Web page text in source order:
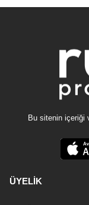
Bu sitenin içeriği
ÜYELİK